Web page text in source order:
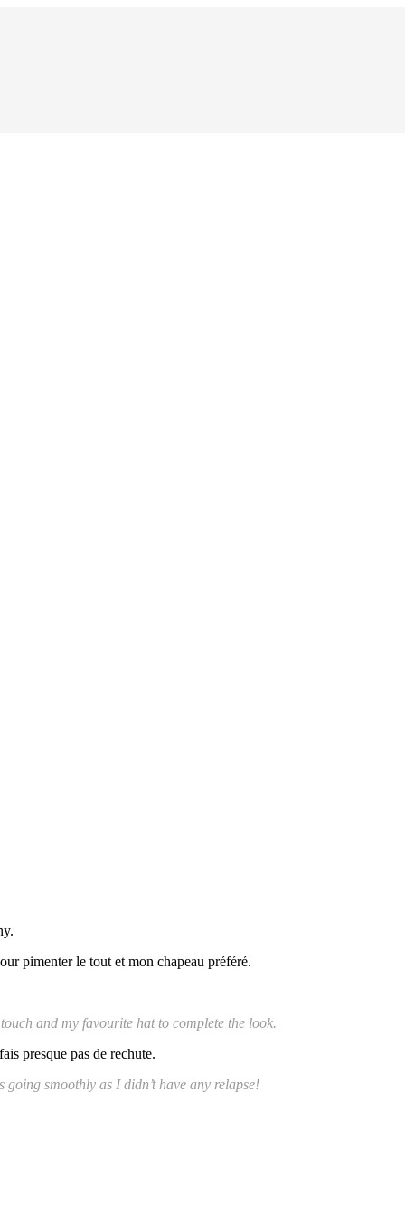
pimenter le tout et mon chapeau préféré.
and my favourite hat to complete the look.
presque pas de rechute.
smoothly as I didn’t have any relapse!